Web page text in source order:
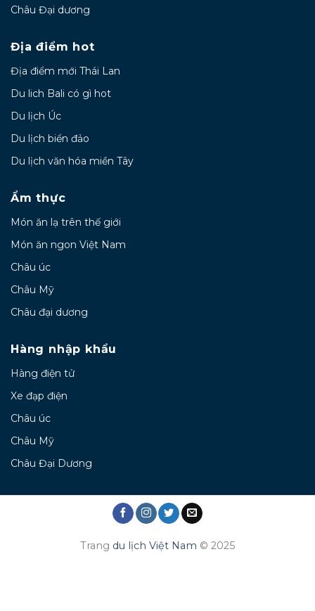
Châu Đại dương
Địa điểm hot
Địa điểm mới Thái Lan
Du lich Bali có gì hot
Du lịch Úc
Du lịch biển đảo
Du lịch văn hóa miền Tây
Ẩm thực
Món ăn lạ trên thế giới
Món ăn ngon Việt Nam
Châu úc
Châu Mỹ
Châu đại dương
Hàng nhập khẩu
Hàng điện tử
Xe đạp điện
Châu úc
Châu Mỹ
Châu Đại Dương
Trang du lịch Việt Nam © 2025